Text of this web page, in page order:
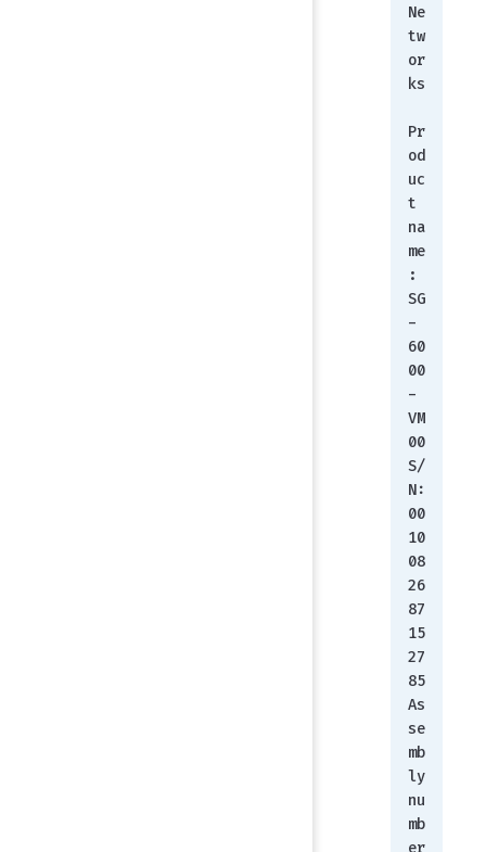
Ne
tw
or
ks
Pr
od
uc
t
na
me
:
SG
-
60
00
-
VM
00
S/
N:
00
10
08
26
87
15
27
85
As
se
mb
ly
nu
mb